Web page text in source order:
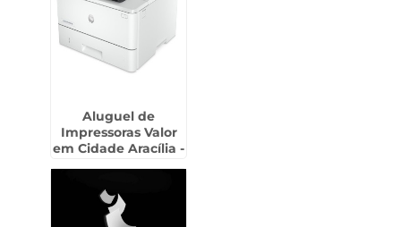
Aluguel de
Impressoras Valor
em Cidade Aracília -